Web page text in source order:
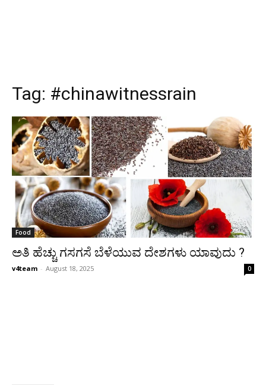
Tag: #chinawitnessrain
Food
ಅತಿ ಹೆಚ್ಚು ಗಸಗಸೆ ಬೆಳೆಯುವ ದೇಶಗಳು ಯಾವುದು ?
v4team - August 18, 2025 0